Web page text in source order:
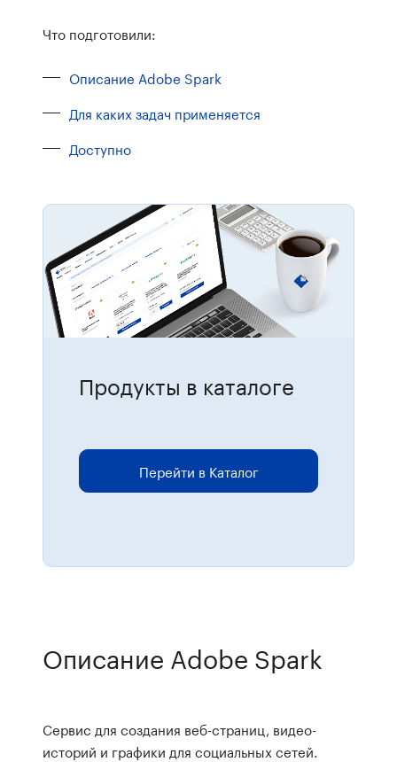
Что подготовили:
Описание Adobe Spark
Для каких задач применяется
Доступно
Продукты в каталоге
Для размещения онлайн-заказов
Перейти в Каталог
Описание Adobe Spark
Сервис для создания веб-страниц, видео-
историй и графики для социальных сетей.